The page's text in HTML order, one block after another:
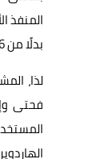
بدلًا من x16 في حال أصبحت جميع منافذ M.2 مشغولة بحلول التخزين – اعتمادًا على قدرات اللوحة الأم والمعالج المركزي.
لذا،